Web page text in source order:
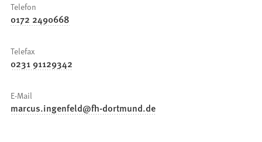
Telefon
0172 2490668
Telefax
0231 91129342
E-Mail
marcus.ingenfeld fh-dortmund de